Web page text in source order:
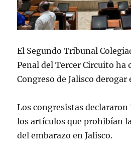
El Segundo Tribunal
Penal del Tercer Circuito ha
Congreso de Jalisco
Los congresistas
los artículos que prohibían
del embarazo en Jalisco.